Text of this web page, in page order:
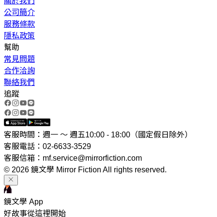
公司簡介
服務條款
隱私政策
幫助
常見問題
合作洽詢
聯絡我們
追蹤
客服時間：週一 ～ 週五10:00 - 18:00（國定假日除外）
客服電話：02-6633-3529
客服信箱：mf.service@mirrorfiction.com
© 2026 鏡文學 Mirror Fiction All rights reserved.
鏡文學 App
好故事從這裡開始